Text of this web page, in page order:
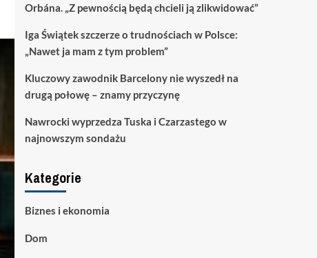
Orbána. „Z pewnością będą chcieli ją zlikwidować”
Iga Świątek szczerze o trudnościach w Polsce:
„Nawet ja mam z tym problem”
Kluczowy zawodnik Barcelony nie wyszedł na
drugą połowę – znamy przyczynę
Nawrocki wyprzedza Tuska i Czarzastego w
najnowszym sondażu
Kategorie
Biznes i ekonomia
Dom